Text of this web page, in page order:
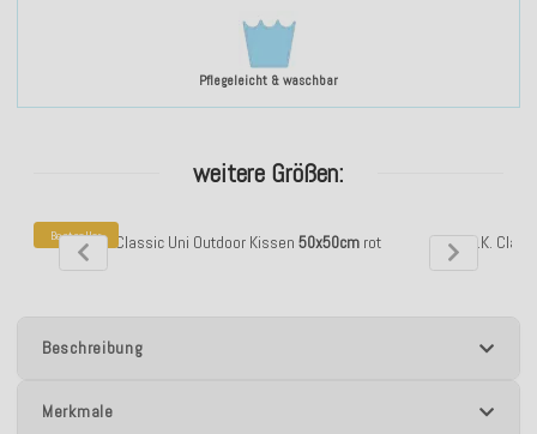
Pflegeleicht & waschbar
weitere Größen:
Bestseller
H.O.C.K. Classic Uni Outdoor Kissen 50x50cmrot
H.O.C.K.
Beschreibung
Merkmale